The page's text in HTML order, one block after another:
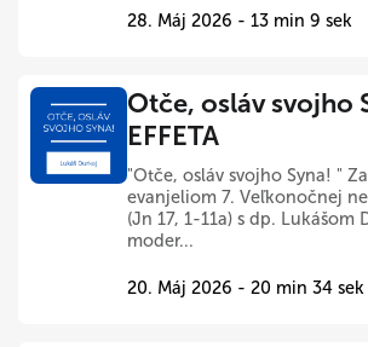
28. Máj 2026 - 13 min 9 sek
Otče, osláv svojho
EFFETA
"Otče, osláv svojho Syna! "
evanjeliom 7. Veľkonočnej
(Jn 17, 1-11a) s dp. Lukášom
moder...
20. Máj 2026 - 20 min 34 sek